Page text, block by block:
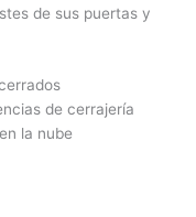
de sus puertas y
de cerrajería
la nube